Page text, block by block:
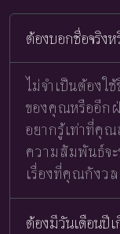
ต้องบอกชื่อจริง
ไม่จำเป็นต้องใ
ของคุณหรืออีก
อยากรู้เท่าที่คุ
ความสัมพันธ์จ
เรื่องที่คุณกังว
ต้องมีวันเดือนปี